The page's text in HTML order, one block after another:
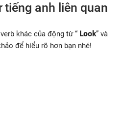
anh liên quan
khác của động từ “ Look” và
để hiểu rõ hơn bạn nhé!